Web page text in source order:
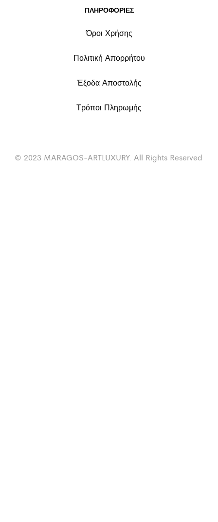
ΠΛΗΡΟΦΟΡΙΕΣ
Όροι Χρήσης
Πολιτική Απορρήτου
Έξοδα Αποστολής
Τρόποι Πληρωμής
© 2023 MARAGOS-ARTLUXURY. All Rights Reserved